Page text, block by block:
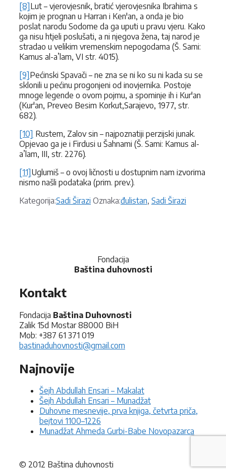
[8]Lut – vjerovjesnik, bratić vjerovjesnika Ibrahima s
kojim je prognan u Harran i Ken'an, a onda je bio
poslat narodu Sodome da ga uputi u pravu vjeru. Kako
ga nisu htjeli poslušati, a ni njegova žena, taj narod je
stradao u velikim vremenskim nepogodama (Š. Sami:
Kamus al-a’lam, VI str. 4015).
[9]Pećinski Spavači – ne zna se ni ko su ni kada su se
sklonili u pećinu progonjeni od inovjernika. Postoje
mnoge legende o ovom pojmu, a spominje ih i Kur'an
(Kur'an, Preveo Besim Korkut,Sarajevo, 1977, str.
682).
[10] Rustem, Zalov sin – najpoznatiji perzijski junak.
Opjevao ga je i Firdusi u Šahnami (Š. Sami: Kamus al-
a’lam, III, str. 2276).
[11]Uglumiš – o ovoj ličnosti u dostupnim nam izvorima
nismo našli podataka (prim. prev.).
Kategorija:Kategorije
Sadi Širazi Oznaka:Oznake
đulistan, Sadi Širazi
Fondacija
Baština duhovnosti
Kontakt
Fondacija Baština Duhovnosti
Zalik 15d Mostar 88000 BiH
Mob: +387 61 371 019
bastinaduhovnosti@gmail.com
Najnovije
Šejh Abdullah Ensari – Makalat
Šejh Abdullah Ensari – Munadžat
Duhovne mesnevije, prva knjiga, četvrta priča,
bejtovi 1100–1226
Munadžat Ahmeda Gurbi-Babe Novopazarca
© 2012 Baština duhovnosti